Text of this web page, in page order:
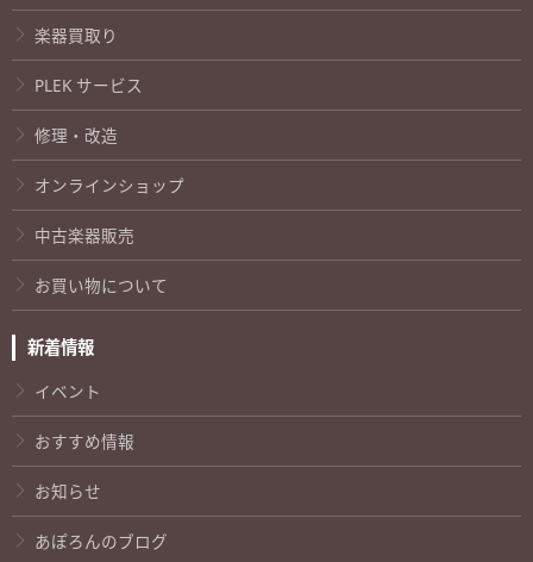
楽器買取り
PLEK サービス
修理・改造
オンラインショップ
中古楽器販売
お買い物について
新着情報
イベント
おすすめ情報
お知らせ
あぽろんのブログ